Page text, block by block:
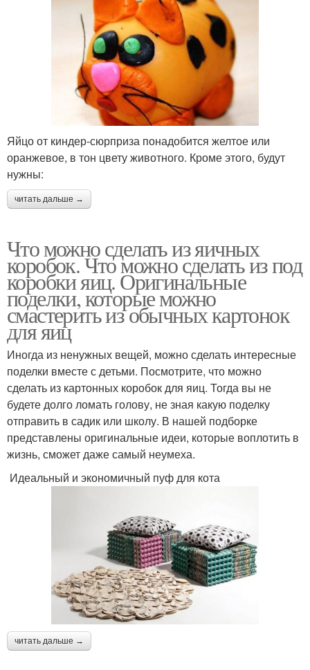
Яйцо от киндер-сюрприза понадобится желтое или
оранжевое, в тон цвету животного. Кроме этого, будут
нужны:
читать дальше →
Что можно сделать из яичных
коробок. Что можно сделать из под
коробки яиц. Оригинальные
поделки, которые можно
смастерить из обычных картонок
для яиц
Иногда из ненужных вещей, можно сделать интересные
поделки вместе с детьми. Посмотрите, что можно
сделать из картонных коробок для яиц. Тогда вы не
будете долго ломать голову, не зная какую поделку
отправить в садик или школу. В нашей подборке
представлены оригинальные идеи, которые воплотить в
жизнь, сможет даже самый неумеха.
Идеальный и экономичный пуф для кота
читать дальше →